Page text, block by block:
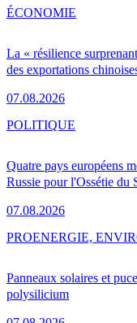
La « résilience
des exportations
07.08.2026
ÉCONOMIE
Quatre pays européens
Russie pour l'Ossétie du
07.08.2026
POLITIQUE
Panneaux solaires et
polysilicium
PROENERGIE,